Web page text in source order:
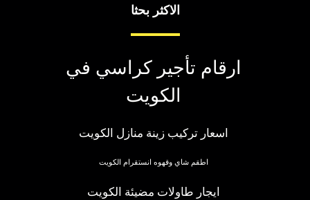
الاكثر بحثا
ارقام تأجير كراسي في
الكويت
اسعار تركيب زينة منازل الكويت
اطقم شاي وقهوه انستقرام الكويت
ايجار طاولات مضيئة الكويت